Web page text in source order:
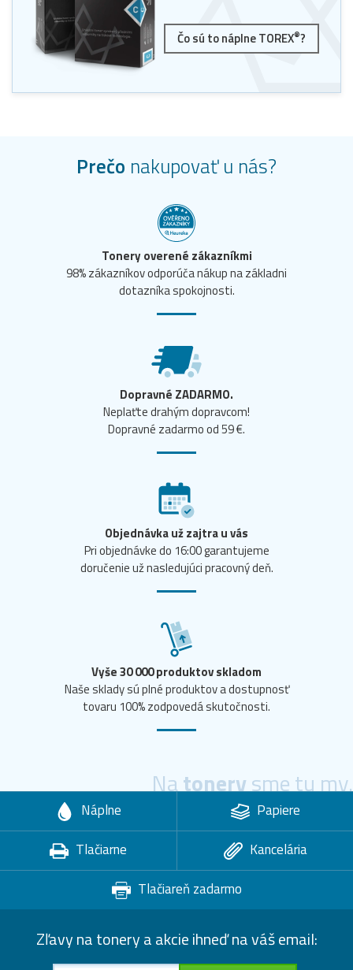
Čo sú to náplne TOREX®?
Prečo nakupovať u nás?
Tonery overené zákazníkmi
98% zákazníkov odporúča nákup na základni
dotazníka spokojnosti.
Dopravné ZADARMO.
Neplaťte drahým dopravcom!
Dopravné zadarmo od 59 €.
Objednávka už zajtra u vás
Pri objednávke do 16:00 garantujeme
doručenie už nasledujúci pracovný deň.
Vyše 30 000 produktov skladom
Naše sklady sú plné produktov a dostupnosť
tovaru 100% zodpovedá skutočnosti.
Natonerysme tu my.
Náplne
Papiere
Tlačiarne
Kancelária
Tlačiareň zadarmo
Zľavy na tonery a akcie ihneď na váš email: